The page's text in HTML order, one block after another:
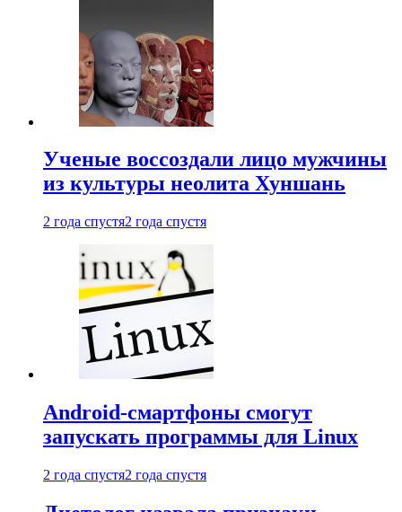
Ученые воссоздали лицо мужчины
из культуры неолита Хуншань
2 года спустя2 года спустя
Android-смартфоны смогут
запускать программы для Linux
2 года спустя2 года спустя